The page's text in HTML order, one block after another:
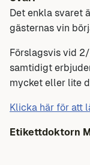
Det enkla svaret
gästernas vin
Förslagsvis vid
samtidigt
mycket eller lite
Klicka här för att
Etikettdoktorn